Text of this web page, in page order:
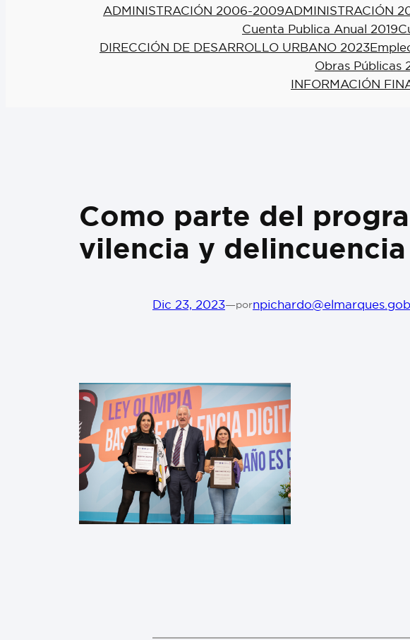
ADMINISTRACIÓN 2006-2009ADMINISTRACIÓN
Cuenta Publica Anual 2019
DIRECCIÓN DE DESARROLLO URBANO 2023
Obras Públicas
INFORMACIÓN
Como parte del
vilencia y delincuencia
Dic 23, 2023—por